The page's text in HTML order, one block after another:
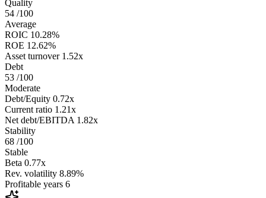
Quality
54 /100
Average
ROIC 10.28%
ROE 12.62%
Asset turnover 1.52x
Debt
53 /100
Moderate
Debt/Equity 0.72x
Current ratio 1.21x
Net debt/EBITDA 1.82x
Stability
68 /100
Stable
Beta 0.77x
Rev. volatility 8.89%
Profitable years 6